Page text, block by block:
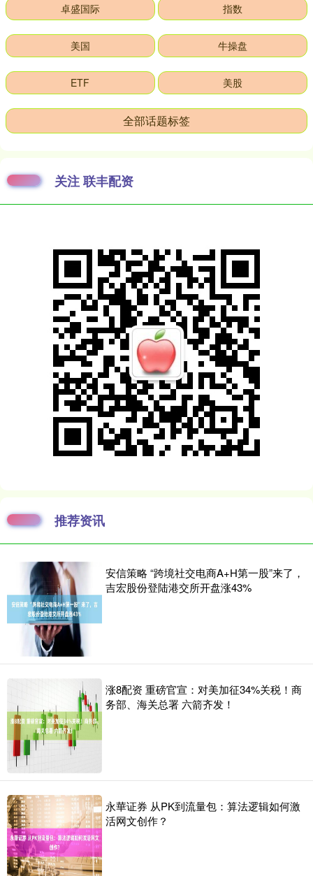
卓盛国际 指数
美国 牛操盘
ETF 美股
全部话题标签
关注 联丰配资
推荐资讯
安信策略 “跨境社交电商A+H第一股”来了，
吉宏股份登陆港交所开盘涨43%
涨8配资 重磅官宣：对美加征34%关税！商
务部、海关总署 六箭齐发！
永華证券 从PK到流量包：算法逻辑如何激
活网文创作？